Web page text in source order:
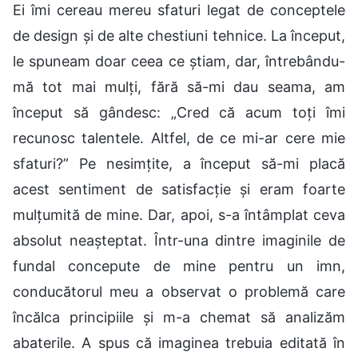
Ei îmi cereau mereu sfaturi legat de conceptele
de design și de alte chestiuni tehnice. La început,
le spuneam doar ceea ce știam, dar, întrebându-
mă tot mai mulți, fără să-mi dau seama, am
început să gândesc: „Cred că acum toți îmi
recunosc talentele. Altfel, de ce mi-ar cere mie
sfaturi?” Pe nesimțite, a început să-mi placă
acest sentiment de satisfacție și eram foarte
mulțumită de mine. Dar, apoi, s-a întâmplat ceva
absolut neașteptat. Într-una dintre imaginile de
fundal concepute de mine pentru un imn,
conducătorul meu a observat o problemă care
încălca principiile și m-a chemat să analizăm
abaterile. A spus că imaginea trebuia editată în